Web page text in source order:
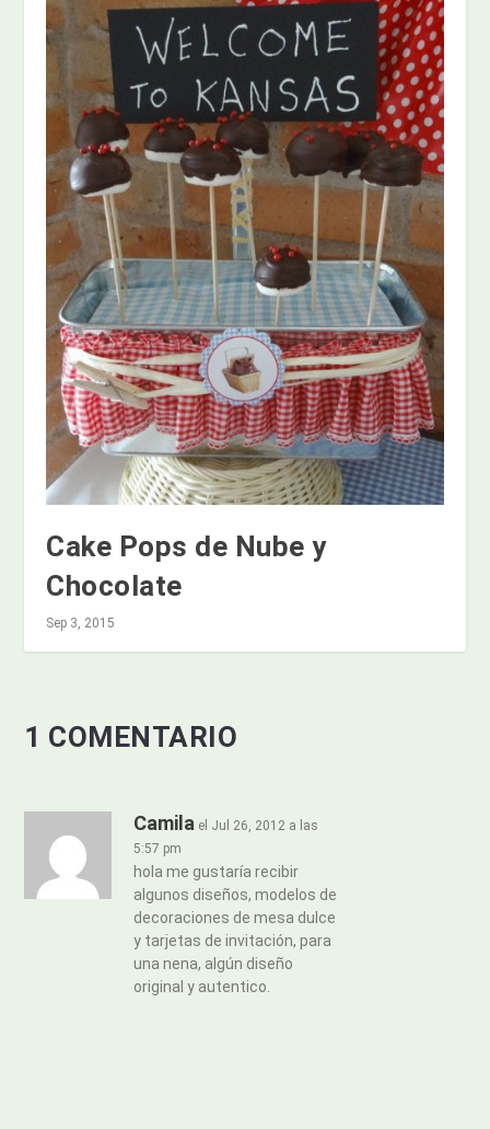
Cake Pops de Nube y
Chocolate
Sep 3, 2015
1 COMENTARIO
Camila el Jul 26, 2012 a las
5:57 pm
hola me gustaría recibir
algunos diseños, modelos de
decoraciones de mesa dulce
y tarjetas de invitación, para
una nena, algún diseño
original y autentico.